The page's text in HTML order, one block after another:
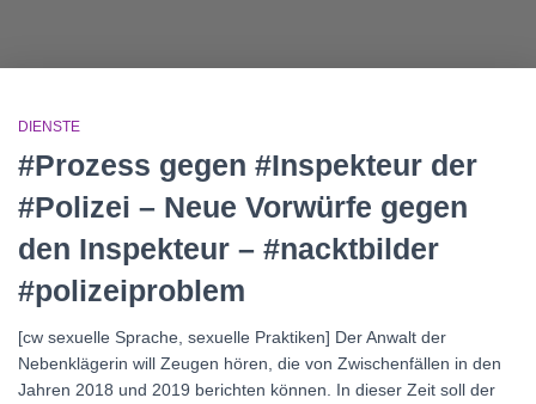
DIENSTE
#Prozess gegen #Inspekteur der
#Polizei – Neue Vorwürfe gegen
den Inspekteur – #nacktbilder
#polizeiproblem
[cw sexuelle Sprache, sexuelle Praktiken] Der Anwalt der
Nebenklägerin will Zeugen hören, die von Zwischenfällen in den
Jahren 2018 und 2019 berichten können. In dieser Zeit soll der